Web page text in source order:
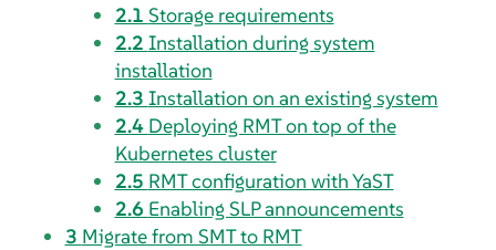
2.1 Storage requirements
2.2 Installation during system
installation
2.3 Installation on an existing system
2.4 Deploying RMT on top of the
Kubernetes cluster
2.5 RMT configuration with YaST
2.6 Enabling SLP announcements
3 Migrate from SMT to RMT